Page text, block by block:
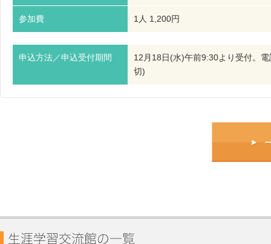
参加費 1人 1,200円
申込方法／申込受付期間
12月18日(水)午前9:30より受付。
切)